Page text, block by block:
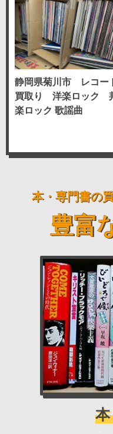
静岡県菊川市 レコー
買取り 洋楽ロック
楽ロック 歌謡曲
本・専門書の
豊富